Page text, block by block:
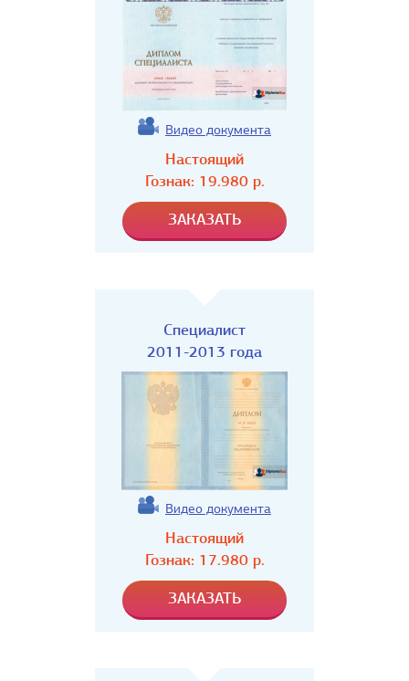
Видео документа
Настоящий
Гознак: 19.980р.
Специалист
2011-2013 года
Видео документа
Настоящий
Гознак: 17.980р.